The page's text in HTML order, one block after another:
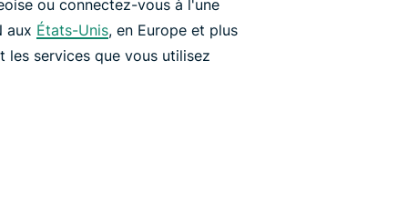
ou connectez-vous à l'une
aux États-Unis, en Europe et plus
les services que vous utilisez